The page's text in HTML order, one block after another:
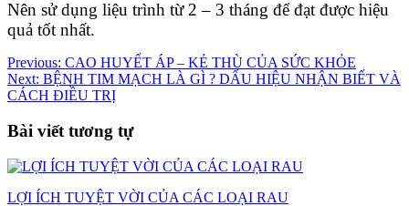
Nên sử dụng liệu trình từ 2 – 3 tháng để đạt được hiệu
quả tốt nhất.
Điều
hướng
viết
Previous: CAO HUYẾT ÁP – KẺ THÙ CỦA SỨC KHỎE
Next: BỆNH TIM MẠCH LÀ GÌ ? DẤU HIỆU NHẬN BIẾT VÀ
CÁCH ĐIỀU TRỊ
Bài viết tương tự
LỢI ÍCH TUYỆT VỜI CỦA CÁC LOẠI RAU